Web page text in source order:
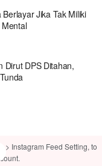
Jika Tak Miliki
Dirut DPS Ditahan,
> Instagram Feed Setting, to